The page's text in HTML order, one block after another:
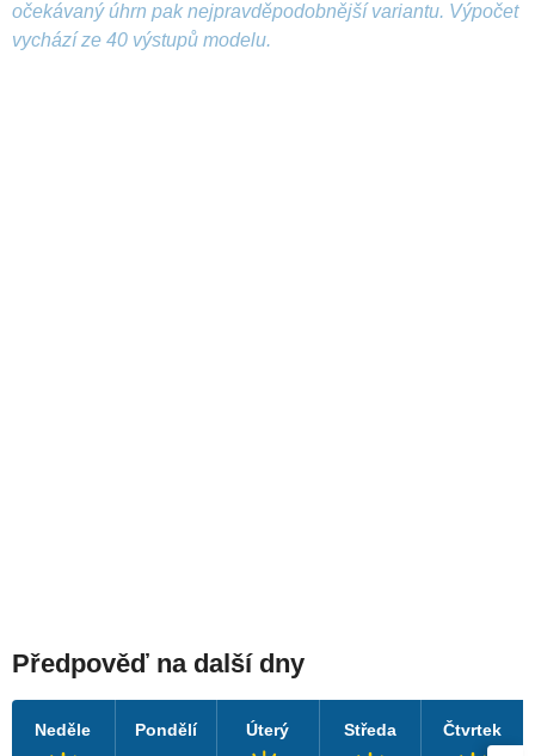
očekávaný úhrn pak nejpravděpodobnější variantu. Výpočet
vychází ze 40 výstupů modelu.
Předpověď na další dny
Neděle Pondělí Úterý Středa Čtvrtek